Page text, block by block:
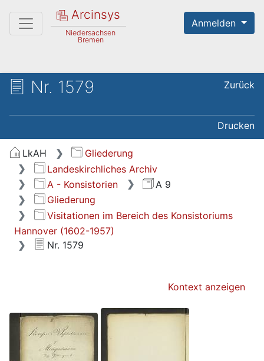
Arcinsys
Niedersachsen
Bremen
Anmelden
Nr. 1579 Zurück
Drucken
LkAH
Gliederung
Landeskirchliches Archiv
A - Konsistorien
A 9
Gliederung
Visitationen im Bereich des Konsistoriums
Hannover (1602-1957)
Nr. 1579
Kontext anzeigen